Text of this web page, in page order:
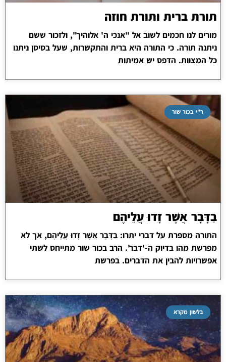
תורת ברית ותורת חוזה
מורים לנו חכמים לשוב אל "אנכי ה' אלוהיך", ולזכור ששם
ניתנה תורה. כי התורה היא ברית והתקשרות, שעל בסיסן ניתנו
כל המצוות. הדפס יש אמיתות
ר"י בכור שור
בַדָּבָר אֲשֶׁר זָדוּ עֲלֵיהֶם
התורה מספרת על דברי יתרו: בַדָּבָר אֲשֶׁר זָדוּ עֲלֵיהֶם, אך לא
מפרשת מהו בדיוק ה-'דבר'. הרב בכור שור מתייחס לשתי
אפשרויות להבין את הדברים. בפרשת
בלשון מקרא